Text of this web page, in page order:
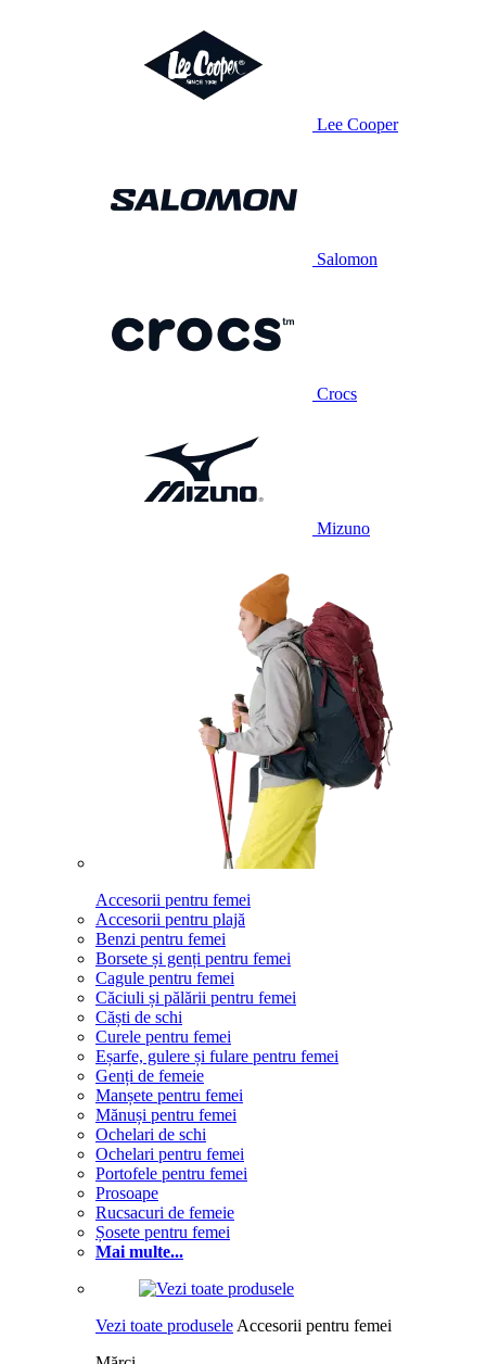
Lee Cooper
Salomon
Crocs
Mizuno
Accesorii pentru femei
Accesorii pentru plajă
Benzi pentru femei
Borsete și genți pentru femei
Cagule pentru femei
Căciuli și pălării pentru femei
Căști de schi
Curele pentru femei
Eșarfe, gulere și fulare pentru femei
Genți de femeie
Manșete pentru femei
Mănuși pentru femei
Ochelari de schi
Ochelari pentru femei
Portofele pentru femei
Prosoape
Rucsacuri de femeie
Șosete pentru femei
Mai multe...
Vezi toate produsele Accesorii pentru femei